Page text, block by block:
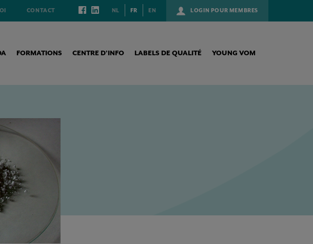
CONTACT LOGIN POUR MEMBRES
NL FR EN
FORMATIONS CENTRE D’INFO LABELS DE QUALITÉ YOUNG VOM
DE TITANE (TIO2) COMME CANCÉROGÈNE.